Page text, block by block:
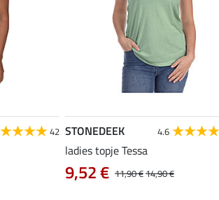
42 STONEDEEK 4.6
ladies topje Tessa
11,90 €14,90 €
9,52 €